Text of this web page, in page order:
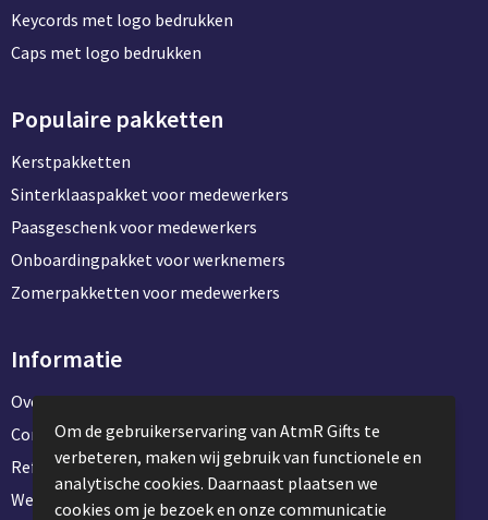
Keycords met logo bedrukken
Caps met logo bedrukken
Populaire pakketten
Kerstpakketten
Sinterklaaspakket voor medewerkers
Paasgeschenk voor medewerkers
Onboardingpakket voor werknemers
Zomerpakketten voor medewerkers
Informatie
Over ons
Contact en klantenservice
Referentie projecten
Werken & stage bij AtmR Gifts
Om de gebruikerservaring van AtmR Gifts te
verbeteren, maken wij gebruik van functionele en
analytische cookies. Daarnaast plaatsen we
cookies om je bezoek en onze communicatie